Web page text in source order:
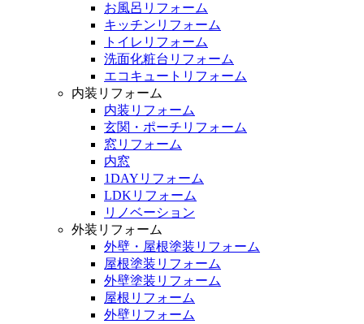
お風呂リフォーム
キッチンリフォーム
トイレリフォーム
洗面化粧台リフォーム
エコキュートリフォーム
内装リフォーム
内装リフォーム
玄関・ポーチリフォーム
窓リフォーム
内窓
1DAYリフォーム
LDKリフォーム
リノベーション
外装リフォーム
外壁・屋根塗装リフォーム
屋根塗装リフォーム
外壁塗装リフォーム
屋根リフォーム
外壁リフォーム